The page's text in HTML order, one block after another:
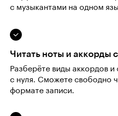
с музыкантами на одном
Читать ноты и аккорды
Разберёте виды аккордов
с нуля. Сможете свободно
формате записи.